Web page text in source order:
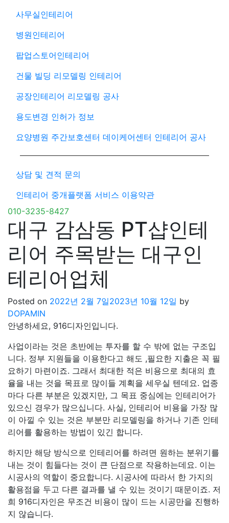
사무실인테리어
병원인테리어
팝업스토어인테리어
건물 빌딩 리모델링 인테리어
공장인테리어 리모델링 공사
용도변경 인허가 정보
요양병원 주간보호센터 데이케어센터 인테리어 공사
상담 및 견적 문의
인테리어 중개플랫폼 서비스 이용약관
010-3235-8427
대구 감삼동 PT샵인테
리어 주목받는 대구인
테리어업체
Posted on 2022년 2월 7일2023년 10월 12일 by
DOPAMIN
안녕하세요, 916디자인입니다.
사업이라는 것은 초반에는 투자를 할 수 밖에 없는 구조입
니다. 정부 지원들을 이용한다고 해도 ,필요한 지출은 꼭 필
요하기 마련이죠. 그래서 최대한 적은 비용으로 최대의 효
율을 내는 것을 목표로 많이들 계획을 세우실 텐데요. 업종
마다 다른 부분은 있겠지만, 그 목표 중심에는 인테리어가
있으신 경우가 많으십니다. 사실, 인테리어 비용을 가장 많
이 아낄 수 있는 것은 부분만 리모델링을 하거나 기존 인테
리어를 활용하는 방법이 있긴 합니다.
하지만 해당 방식으로 인테리어를 하려면 원하는 분위기를
내는 것이 힘들다는 것이 큰 단점으로 작용하는데요. 이는
시공사의 역할이 중요합니다. 시공사에 따라서 한 가지의
활용점을 두고 다른 결과를 낼 수 있는 것이기 때문이죠. 저
희 916디자인은 무조건 비용이 많이 드는 시공만을 진행하
지 않습니다.